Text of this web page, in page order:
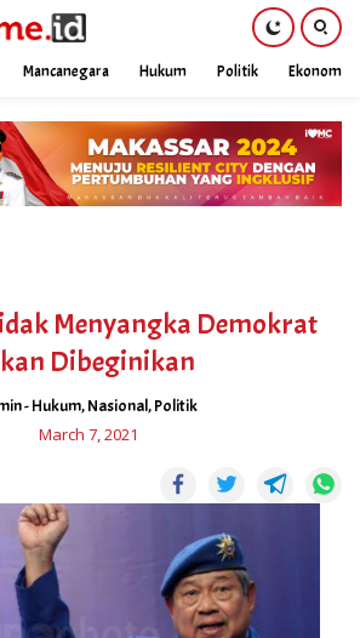
Mancanegara Hukum Politik Ekonomi
Menyangka Demokrat
Dibeginikan
-Hukum,Nasional,Politik
March 7, 2021